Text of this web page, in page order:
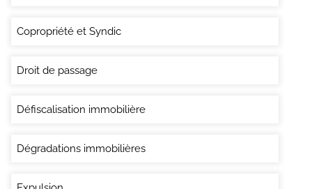
Copropriété et Syndic
Droit de passage
Défiscalisation immobilière
Dégradations immobilières